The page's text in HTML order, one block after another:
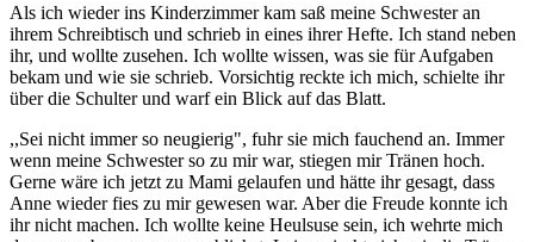
Als ich wieder ins Kinderzimmer kam saß meine Schwester an
ihrem Schreibtisch und schrieb in eines ihrer Hefte. Ich stand neben
ihr, und wollte zusehen. Ich wollte wissen, was sie für Aufgaben
bekam und wie sie schrieb. Vorsichtig reckte ich mich, schielte ihr
über die Schulter und warf ein Blick auf das Blatt.
,,Sei nicht immer so neugierig", fuhr sie mich fauchend an. Immer
wenn meine Schwester so zu mir war, stiegen mir Tränen hoch.
Gerne wäre ich jetzt zu Mami gelaufen und hätte ihr gesagt, dass
Anne wieder fies zu mir gewesen war. Aber die Freude konnte ich
ihr nicht machen. Ich wollte keine Heulsuse sein, ich wehrte mich